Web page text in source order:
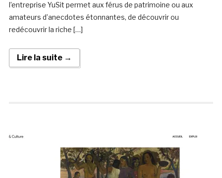
l’entreprise YuSit permet aux férus de patrimoine ou aux
amateurs d’anecdotes étonnantes, de découvrir ou
redécouvrir la riche […]
Lire la suite →